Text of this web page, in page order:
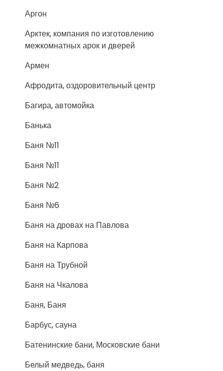
Аргон
Арктек, компания по изготовлению
межкомнатных арок и дверей
Армен
Афродита, оздоровительный центр
Багира, автомойка
Банька
Баня №11
Баня №11
Баня №2
Баня №6
Баня на дровах на Павлова
Баня на Карпова
Баня на Трубной
Баня на Чкалова
Баня, Баня
Барбус, сауна
Батенинские бани, Московские бани
Белый медведь, баня